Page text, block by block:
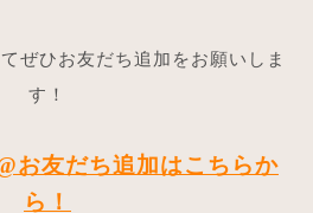
ぜひお友だち追加をお願いしま
す！
お友だち追加はこちらか
ら！